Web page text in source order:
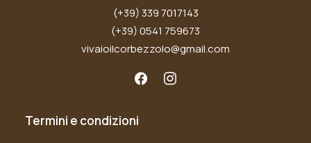
(+39) 339 7017143
(+39) 0541 759673
vivaioilcorbezzolo@gmail.com
Termini e condizioni